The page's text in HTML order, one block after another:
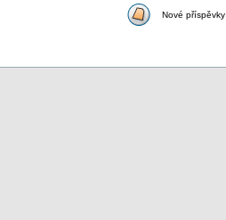
Nové příspěvky